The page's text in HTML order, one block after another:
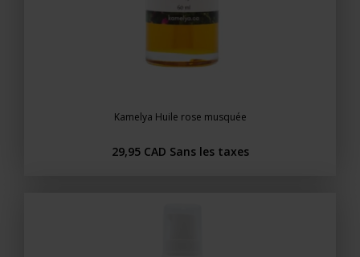
Kamelya Huile rose musquée
29,95 CAD Sans les taxes